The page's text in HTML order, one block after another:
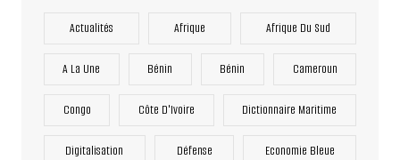
Actualités Afrique Afrique Du Sud
A La Une Bénin Bénin Cameroun
Congo Côte D'Ivoire Dictionnaire Maritime
Digitalisation Défense Economie Bleue